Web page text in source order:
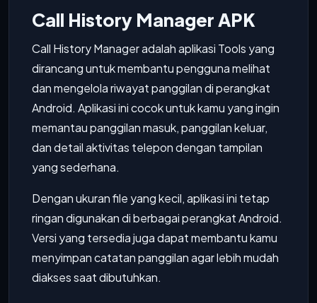
Call History Manager APK
Call History Manager adalah aplikasi Tools yang
dirancang untuk membantu pengguna melihat
dan mengelola riwayat panggilan di perangkat
Android. Aplikasi ini cocok untuk kamu yang ingin
memantau panggilan masuk, panggilan keluar,
dan detail aktivitas telepon dengan tampilan
yang sederhana.
Dengan ukuran file yang kecil, aplikasi ini tetap
ringan digunakan di berbagai perangkat Android.
Versi yang tersedia juga dapat membantu kamu
menyimpan catatan panggilan agar lebih mudah
diakses saat dibutuhkan.